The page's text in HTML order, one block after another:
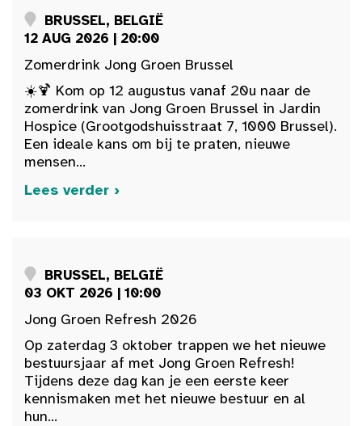
BRUSSEL, BELGIË
12 AUG 2026 | 20:00
Zomerdrink Jong Groen Brussel
☀️🍹 Kom op 12 augustus vanaf 20u naar de
zomerdrink van Jong Groen Brussel in Jardin
Hospice (Grootgodshuisstraat 7, 1000 Brussel).
Een ideale kans om bij te praten, nieuwe
mensen...
Lees verder ›
BRUSSEL, BELGIË
03 OKT 2026 | 10:00
Jong Groen Refresh 2026
Op zaterdag 3 oktober trappen we het nieuwe
bestuursjaar af met Jong Groen Refresh!
Tijdens deze dag kan je een eerste keer
kennismaken met het nieuwe bestuur en al
hun...